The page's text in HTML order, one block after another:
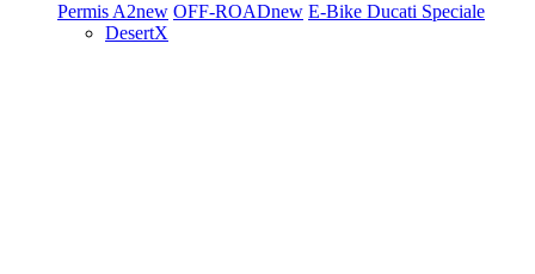
Permis A2new OFF-ROADnew E-Bike Ducati Speciale
DesertX